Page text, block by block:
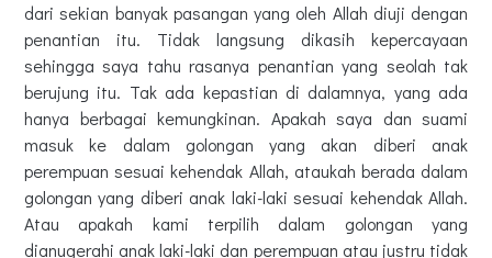
dari sekian banyak pasangan yang oleh Allah diuji dengan
penantian itu. Tidak langsung dikasih kepercayaan
sehingga saya tahu rasanya penantian yang seolah tak
berujung itu. Tak ada kepastian di dalamnya, yang ada
hanya berbagai kemungkinan. Apakah saya dan suami
masuk ke dalam golongan yang akan diberi anak
perempuan sesuai kehendak Allah, ataukah berada dalam
golongan yang diberi anak laki-laki sesuai kehendak Allah.
Atau apakah kami terpilih dalam golongan yang
dianugerahi anak laki-laki dan perempuan atau justru tidak